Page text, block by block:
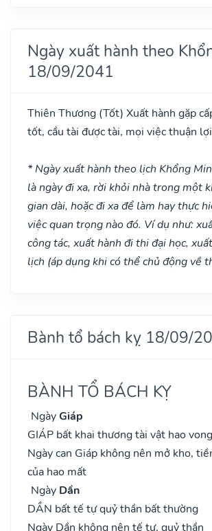
Ngày xuất hành theo
18/09/2041
Thiên Thương (Tốt) Xuất hành gặp
tốt, cầu tài được tài, mọi việc thuận
* Ngày xuất hành theo lịch Khổng
là ngày đi xa, rời khỏi nhà trong một
gian dài, hoặc đi xa để làm hay thực
việc quan trọng nào đó. Ví dụ như:
công tác, xuất hành đi thi đại học,
lịch (áp dụng khi có thể chủ động về
Bành tổ bách kỵ 18/09/
BÀNH TỔ BÁCH KỴ
NgàyGiáp
GIÁP bất khai thương tài vật hao vong
Ngày can Giáp không nên mở kho,
của hao mất
Ngày Dần
DẦN bất tế tự quỷ thần bất thường
Ngày Dần không nên tế tự, quỷ thần